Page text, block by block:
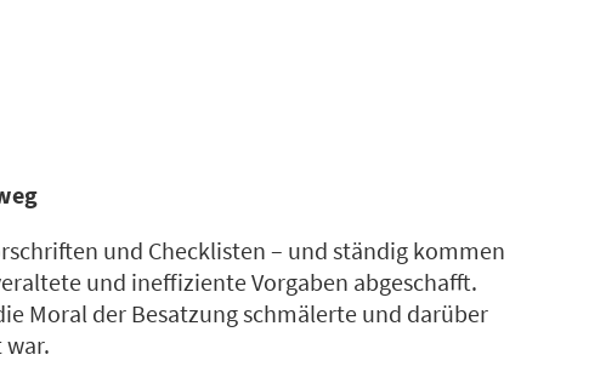
und Checklisten – und ständig kommen
und ineffiziente Vorgaben abgeschafft.
Moral der Besatzung schmälerte und darüber